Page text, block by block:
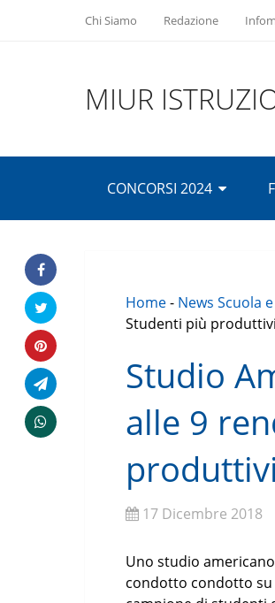
Chi Siamo Redazione
MIUR
CONCORSI 2024
Home- News Scuola
Studenti più produttivi
Studio
alle 9
produttivi
17 Dicembre 2018
Uno studio americano
condotto condotto su